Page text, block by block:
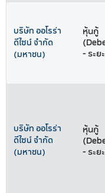
บริษัท ออโรร่า
ดีไซน์ จำกัด
(มหาชน)
หุ้นกู้
- ระย
บริษัท ออโรร่า
ดีไซน์ จำกัด
(มหาชน)
หุ้นกู้
- ระย